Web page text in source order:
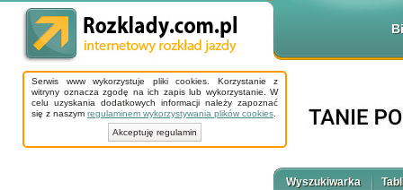
Serwis www wykorzystuje pliki cookies. Korzystanie z
witryny oznacza zgodę na ich zapis lub wykorzystanie. W
celu uzyskania dodatkowych informacji należy zapoznać
się z naszym regulaminem wykorzystywania plików cookies
Akceptuję regulamin
Wyszukiwarka